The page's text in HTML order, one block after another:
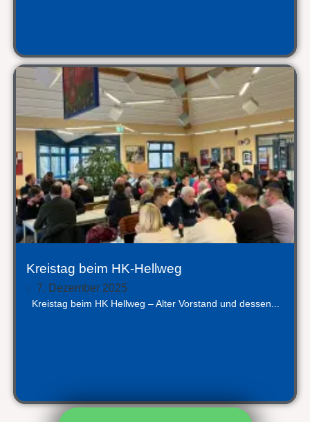
Kreistag beim HK-Hellweg
7. Dezember 2025
Kreistag beim HK Hellweg – Alter Vorstand und dessen...